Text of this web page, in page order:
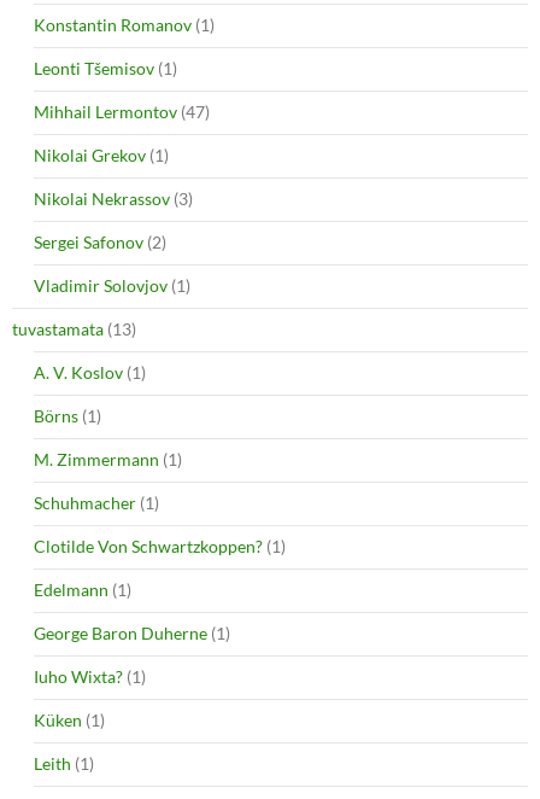
Konstantin Romanov (1)
Leonti Tšemisov (1)
Mihhail Lermontov (47)
Nikolai Grekov (1)
Nikolai Nekrassov (3)
Sergei Safonov (2)
Vladimir Solovjov (1)
tuvastamata (13)
A. V. Koslov (1)
Börns (1)
M. Zimmermann (1)
Schuhmacher (1)
Clotilde Von Schwartzkoppen? (1)
Edelmann (1)
George Baron Duherne (1)
Iuho Wixta? (1)
Küken (1)
Leith (1)